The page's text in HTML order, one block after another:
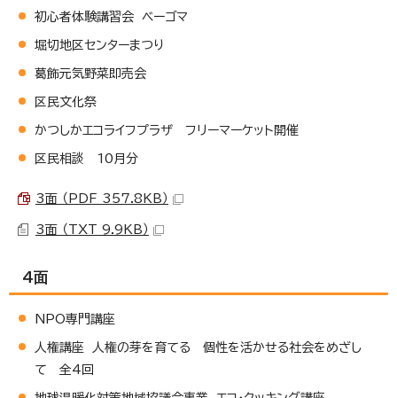
初心者体験講習会 ベーゴマ
堀切地区センターまつり
葛飾元気野菜即売会
区民文化祭
かつしかエコライフプラザ フリーマーケット開催
区民相談 10月分
3面 （PDF 357.8KB）
3面 （TXT 9.9KB）
4面
NPO専門講座
人権講座 人権の芽を育てる 個性を活かせる社会をめざし
て 全4回